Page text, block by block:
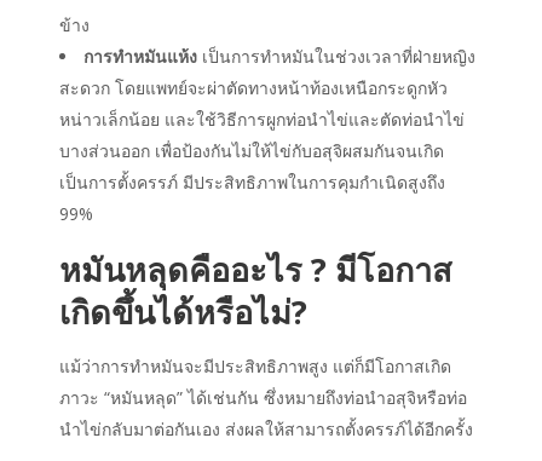
ข้าง
การทำหมันแห้ง เป็นการทำหมันในช่วงเวลาที่ฝ่ายหญิง
สะดวก โดยแพทย์จะผ่าตัดทางหน้าท้องเหนือกระดูกหัว
หน่าวเล็กน้อย และใช้วิธีการผูกท่อนำไข่และตัดท่อนำไข่
บางส่วนออก เพื่อป้องกันไม่ให้ไข่กับอสุจิผสมกันจนเกิด
เป็นการตั้งครรภ์ มีประสิทธิภาพในการคุมกำเนิดสูงถึง
99%
หมันหลุดคืออะไร ? มีโอกาส
เกิดขึ้นได้หรือไม่?
แม้ว่าการทำหมันจะมีประสิทธิภาพสูง แต่ก็มีโอกาสเกิด
ภาวะ “หมันหลุด” ได้เช่นกัน ซึ่งหมายถึงท่อนำอสุจิหรือท่อ
นำไข่กลับมาต่อกันเอง ส่งผลให้สามารถตั้งครรภ์ได้อีกครั้ง